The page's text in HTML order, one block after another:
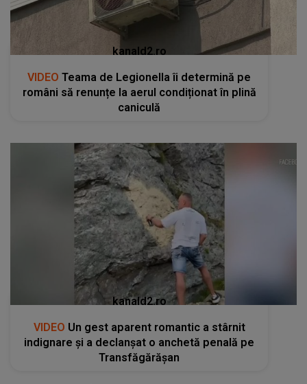
kanald2.ro
VIDEO Teama de Legionella îi determină pe
români să renunțe la aerul condiționat în plină
caniculă
kanald2.ro
VIDEO Un gest aparent romantic a stârnit
indignare și a declanșat o anchetă penală pe
Transfăgărășan